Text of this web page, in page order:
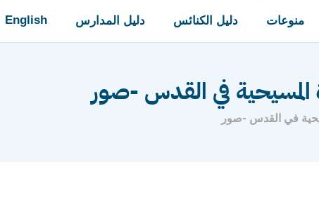
منوعات دليل الكنائس دليل المدارس English
في القدس -صور
في القدس -صور